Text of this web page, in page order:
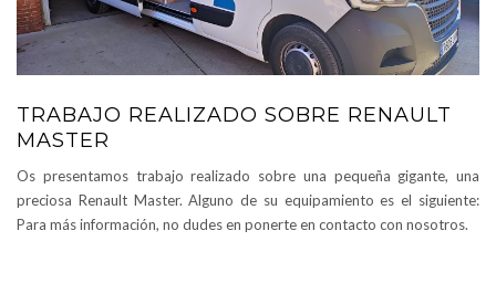
TRABAJO REALIZADO SOBRE RENAULT
MASTER
Os presentamos trabajo realizado sobre una pequeña gigante, una
preciosa Renault Master. Alguno de su equipamiento es el siguiente:
Para más información, no dudes en ponerte en contacto con nosotros.